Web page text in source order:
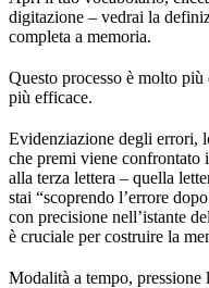
digitazione – vedrai la
completa a memoria.
Questo processo è molto
più efficace.
Evidenziazione degli errori,
che premi viene confrontato
alla terza lettera – quella
stai “scoprendo l’errore
con precisione nell’istante
è cruciale per costruire la
Modalità a tempo, pressione